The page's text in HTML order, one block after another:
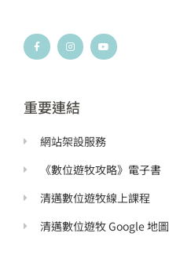
F
a
c
k
-
I
n
s
a
m
Y
o
u
重要連結
網站架設服務
《數位遊牧攻略》電子書
清邁數位遊牧線上課程
清邁數位遊牧 Google 地圖